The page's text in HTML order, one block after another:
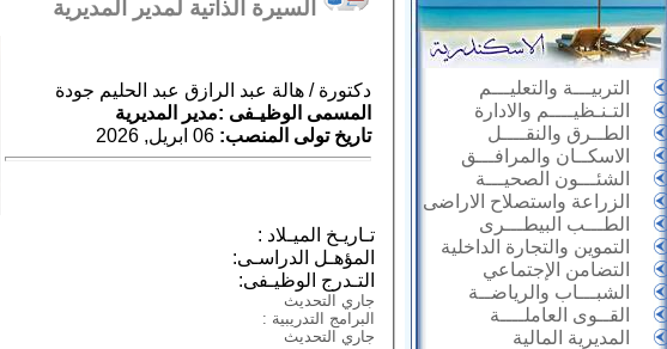
التربيـــة والتعليـــم
التـنـظيــــم والادارة
الطــرق والنقــــل
الاسكــان والمرافـــق
الشئـــون الصحيـــة
الزراعة واستصلاح الاراضى
الطـــب البيطـــرى
التموين والتجارة الداخلية
التضامن الإجتماعي
الشبـــاب والرياضــة
القــوى العاملــــة
المديرية المالية
دكتورة / هالة عبد الرازق عبد الحليم جودة
المسمى الوظيـفى :مدير المديرية
تاريخ تولى المنصب: 06 ابريل, 2026
تـاريـخ الميـلاد :
المؤهـل الدراسـى:
التـدرج الوظيـفى:
جاري التحديث
البرامج التدريبية :
جاري التحديث